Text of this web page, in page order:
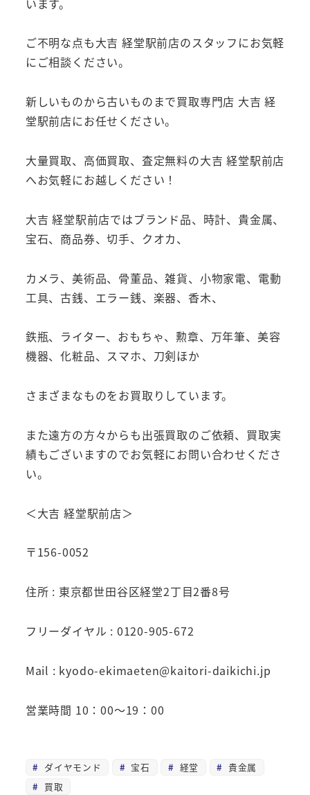
ご不明な点も大吉 経堂駅前店のスタッフにお気軽
にご相談ください。
新しいものから古いものまで買取専門店 大吉 経
堂駅前店にお任せください。
大量買取、高価買取、査定無料の大吉 経堂駅前店
へお気軽にお越しください！
大吉 経堂駅前店ではブランド品、時計、貴金属、
宝石、商品券、切手、クオカ、
カメラ、美術品、骨董品、雑貨、小物家電、電動
工具、古銭、エラー銭、楽器、香木、
鉄瓶、ライター、おもちゃ、勲章、万年筆、美容
機器、化粧品、スマホ、刀剣ほか
さまざまなものをお買取りしています。
また遠方の方々からも出張買取のご依頼、買取実
績もございますのでお気軽にお問い合わせくださ
い。
＜大吉 経堂駅前店＞
〒156-0052
住所 : 東京都世田谷区経堂2丁目2番8号
フリーダイヤル : 0120-905-672
Mail : kyodo-ekimaeten@kaitori-daikichi.jp
営業時間 10：00～19：00
ダイヤモンド 宝石 経堂
貴金属
買取